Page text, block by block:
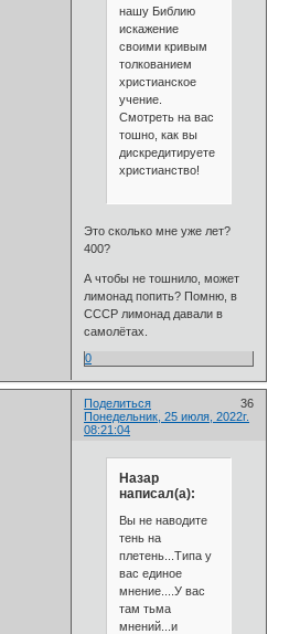
нашу Библию
искажение
своими кривым
толкованием
христианское
учение.
Смотреть на вас
тошно, как вы
дискредитируете
христианство!
Это сколько мне уже лет?
400?
А чтобы не тошнило, может
лимонад попить? Помню, в
СССР лимонад давали в
самолётах.
0
Поделиться
36
Понедельник, 25 июля, 2022г.
08:21:04
Назар
написал(а):
Вы не наводите
тень на
плетень...Типа у
вас единое
мнение....У вас
там тьма
мнений...и